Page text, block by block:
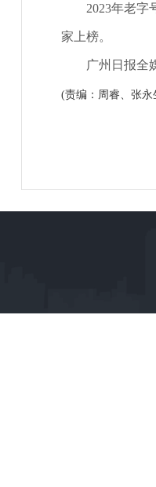
2023年老字
家上榜。
广州日报全
(责编：周睿、张永